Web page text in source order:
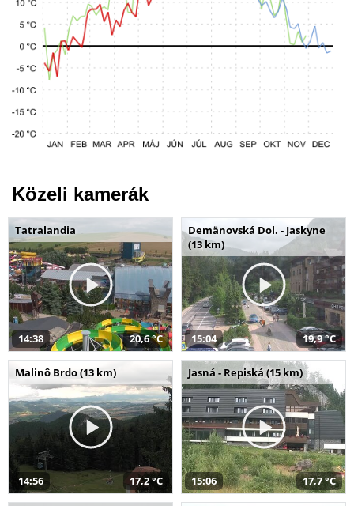
Közeli kamerák
Tatralandia
14:38 20,6 °C
Demänovská Dol. - Jaskyne
(13 km)
15:04 19,9 °C
Malinô Brdo (13 km)
14:56 17,2 °C
Jasná - Repiská (15 km)
15:06 17,7 °C